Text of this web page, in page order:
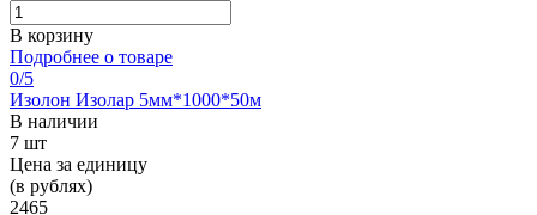
В корзину
Подробнее о товаре
0/5
Изолон Изолар 5мм*1000*50м
В наличии
7 шт
Цена за единицу
(в рублях)
2465